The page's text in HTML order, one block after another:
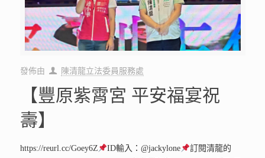
發佈由 陳清龍立法委員服務處
【豐原紫霄宮 平安福宴祝
壽】
https://reurl.cc/Goey6Z ID輸入：@jackylone
訂閱清龍的